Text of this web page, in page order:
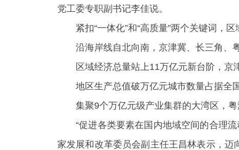
党工委专职副书记李佳说。
紧扣“一体化”和“高质量”两个关键词
沿海岸线自北向南，京津冀、长三角、
区域经济总量站上11万亿元新台阶，京
地区生产总值破万亿元城市数量占据全
集聚9个万亿元级产业集群的大湾区，
“促进各类要素在国内地域空间的合理
家发展和改革委员会副主任王昌林表示，迈